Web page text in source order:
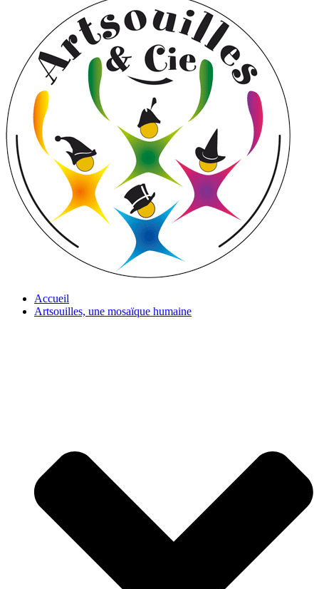
Accueil
Artsouilles, une mosaïque humaine